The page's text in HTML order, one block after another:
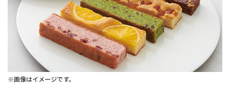
※画像はイメージです。